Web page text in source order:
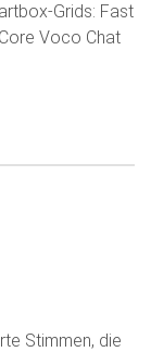
Grids: Fast
Voco Chat
Stimmen, die